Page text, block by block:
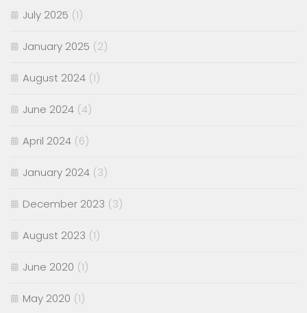
July 2025 (1)
January 2025 (2)
August 2024 (1)
June 2024 (4)
April 2024 (6)
January 2024 (3)
December 2023 (3)
August 2023 (1)
June 2020 (1)
May 2020 (1)